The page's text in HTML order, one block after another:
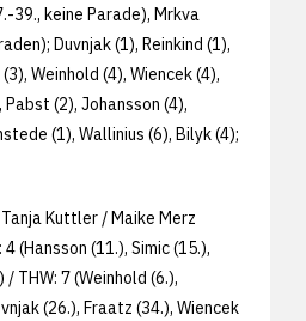
39., keine Parade), Mrkva
Duvnjak (1), Reinkind (1),
Weinhold (4), Wiencek (4),
(2), Johansson (4),
(1), Wallinius (6), Bilyk (4);
Tanja Kuttler / Maike Merz
(Hansson (11.), Simic (15.),
THW: 7 (Weinhold (6.),
(26.), Fraatz (34.), Wiencek